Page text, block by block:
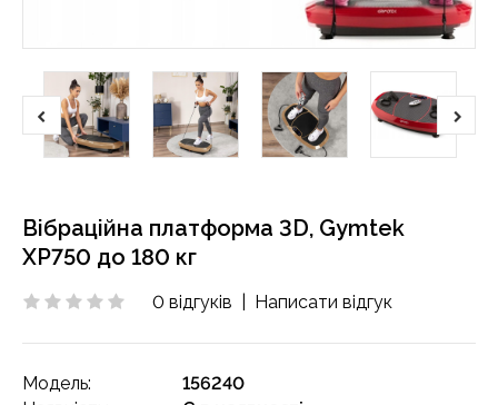
Вібраційна платформа 3D, Gymtek
XP750 до 180 кг
0 відгуків Написати відгук
Модель:
156240